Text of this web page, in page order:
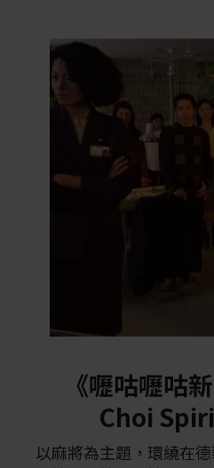
《嚦咕嚦咕
Choi
以麻將為主題，環繞在